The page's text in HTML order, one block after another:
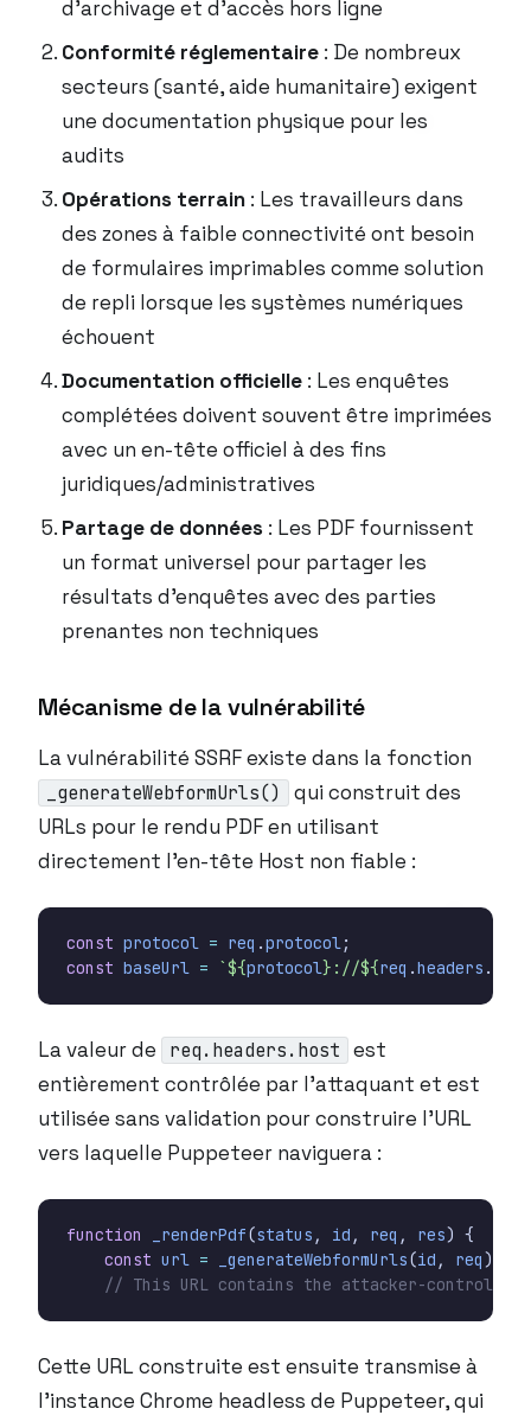
d’archivage et d’accès hors ligne
Conformité réglementaire : De nombreux
secteurs (santé, aide humanitaire) exigent
une documentation physique pour les
audits
Opérations terrain : Les travailleurs dans
des zones à faible connectivité ont besoin
de formulaires imprimables comme solution
de repli lorsque les systèmes numériques
échouent
Documentation officielle : Les enquêtes
complétées doivent souvent être imprimées
avec un en-tête officiel à des fins
juridiques/administratives
Partage de données : Les PDF fournissent
un format universel pour partager les
résultats d’enquêtes avec des parties
prenantes non techniques
Mécanisme de la vulnérabilité
La vulnérabilité SSRF existe dans la fonction
_generateWebformUrls()
qui construit des
URLs pour le rendu PDF en utilisant
directement l’en-tête Host non fiable :
const protocol = req .protocol;
const baseUrl = `${protocol} ://${req .headers .
La valeur de req.headers.host
est
entièrement contrôlée par l’attaquant et est
utilisée sans validation pour construire l’URL
vers laquelle Puppeteer naviguera :
function _renderPdf(status , id , req , res) {
const url = _generateWebformUrls(id , req).
Cette URL construite est ensuite transmise à
l’instance Chrome headless de Puppeteer, qui